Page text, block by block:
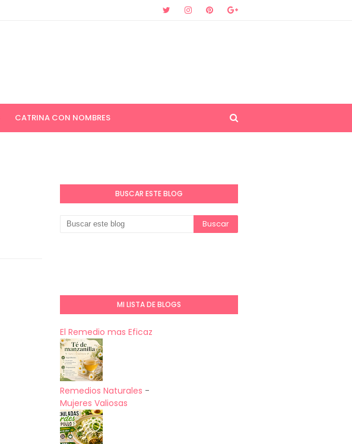
CATRINA CON NOMBRES
BUSCAR ESTE BLOG
MI LISTA DE BLOGS
El Remedio mas Eficaz
Remedios Naturales -
Mujeres Valiosas